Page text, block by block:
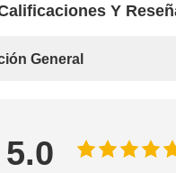
Y
General
5.0